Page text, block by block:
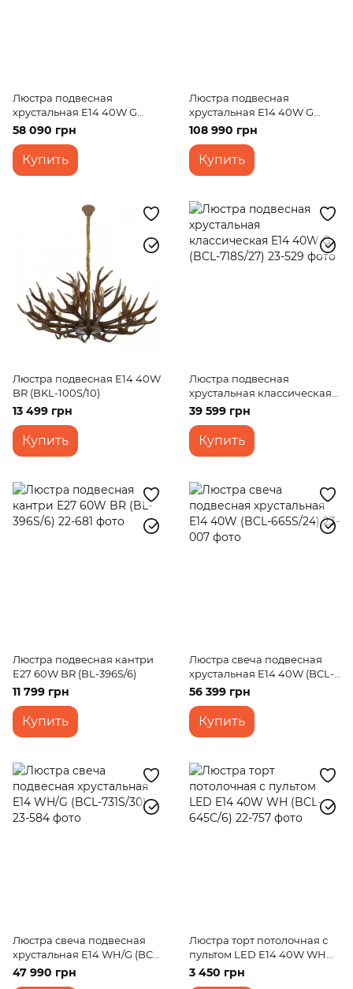
Люстра подвесная
хрустальная E14 40W G
(BCL-719S/28)
58 090 грн
Купить
Люстра подвесная
хрустальная E14 40W G
(BCL-719S/52)
108 990 грн
Купить
Люстра подвесная E14 40W
BR (BKL-100S/10)
13 499 грн
Купить
Люстра подвесная
хрустальная классическая
E14 40W G (BCL-718S/27)
39 599 грн
Купить
Люстра подвесная кантри
E27 60W BR (BL-396S/6)
11 799 грн
Купить
Люстра свеча подвесная
хрустальная E14 40W (BCL-
665S/24)
56 399 грн
Купить
Люстра свеча подвесная
хрустальная E14 WH/G (BCL-
731S/30)
47 990 грн
Люстра торт потолочная с
пультом LED E14 40W WH
(BCL-645C/6)
3 450 грн